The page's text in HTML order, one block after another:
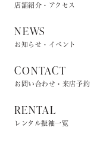
店舗紹介・アクセス
NEWS
お知らせ・イベント
CONTACT
お問い合わせ・来店予約
RENTAL
レンタル振袖一覧